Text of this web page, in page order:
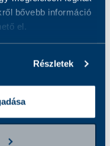
bővebb információ
el.
Részletek
Cukor kontroll
16 000 Ft